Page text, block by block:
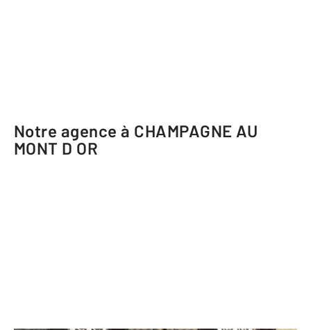
Notre agence à CHAMPAGNE AU
MONT D OR